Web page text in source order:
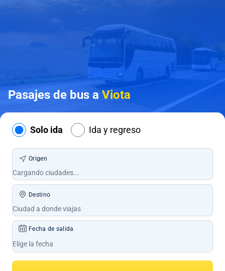
Pasajes de bus aViota
Solo ida Ida y regreso
Origen
Destino
Fecha de salida